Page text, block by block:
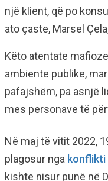
një klient, që po
ato çaste, Marsel
Këto atentate
ambiente publike,
pafajshëm, pa asnjë
mes personave të
Në maj të vitit 2022,
plagosur nga
kishte nisur punë në